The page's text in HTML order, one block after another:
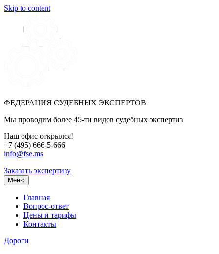
Skip to content
ФЕДЕРАЦИЯ СУДЕБНЫХ ЭКСПЕРТОВ
Мы проводим более 45-ти видов судебных экспертиз
Наш офис открылся!
+7 (495) 666-5-666
info@fse.ms
Заказать экспертизу
Меню
Главная
Вопрос-ответ
Цены и тарифы
Контакты
Дороги